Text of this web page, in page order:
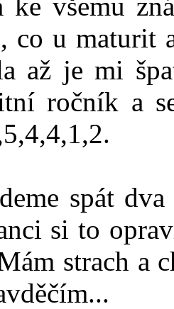
co u maturit
až je mi
ročník a
spát
si to
strach a